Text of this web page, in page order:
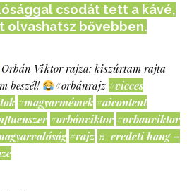
csodát tett a kávé,
olvashatsz bővebben.
Orbán Viktor rajza: kiszúrtam rajta
beszél!
#orbánrajz #vicces
#magyarmémek #aicontent
#orbánviktor #orbanviktor
#rajz ♬ eredeti hang –